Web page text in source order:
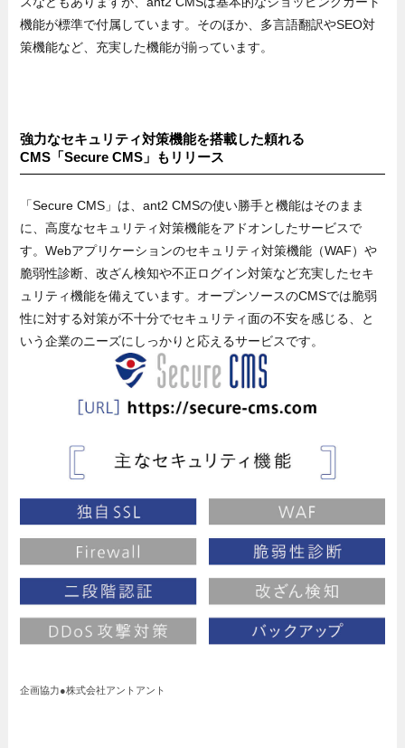
機能が標準で付属しています。そのほか、多言語翻訳やSEO対
策機能など、充実した機能が揃っています。
強力なセキュリティ対策機能を搭載した頼れる
CMS「Secure CMS」もリリース
「Secure CMS」は、ant2 CMSの使い勝手と機能はそのまま
に、高度なセキュリティ対策機能をアドオンしたサービスで
す。Webアプリケーションのセキュリティ対策機能（WAF）や
脆弱性診断、改ざん検知や不正ログイン対策など充実したセキ
ュリティ機能を備えています。オープンソースのCMSでは脆弱
性に対する対策が不十分でセキュリティ面の不安を感じる、と
いう企業のニーズにしっかりと応えるサービスです。
企画協力●株式会社アントアント